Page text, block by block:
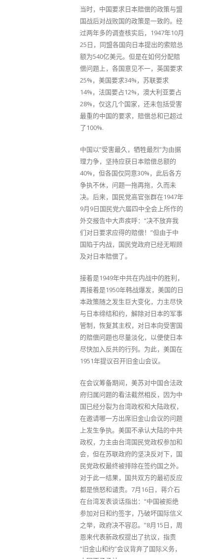
当时，中国要求日本赔偿的政策与盟
国战后对战败国的政策是一致的。经
过两年多的调查核实后，1947年10月
25日，同盟各国向日本提出的索赔总
额为540亿美元。但是在如何分配赔
偿问题上，各国意见不一，英国要求
25%，美国要求34%，苏联要求
14%，法国要占12%，澳大利亚要占
28%，仅这几个国家，还未包括受害
最重的中国的要求，赔偿总和已超过
了100%.
中国以”受害最久，牺牲最烈”为由据
理力争，坚持应获日本赔偿总额的
40%，但各国仅同意30%，此后各方
争执不休，问题一拖再拖，久而未
决。后来，国民党高官张群在1947年
9月9日国民党六届四中全会上所作的
外交报告中大声疾呼：“决不放弃我
们对日要求应得的赔偿！”但由于中
国陷于内战，国民党政府已经无暇顾
及对日本赔偿了。
接着是1949年中共在内战中的胜利，
再接着是1950年韩战爆发，美国的日
本政策随之发生巨大变化，力主尽快
与日本缔结和约，解除对日本的军事
管制，恢复其主权，对日本向受害国
的赔偿问题也尽量淡化，以便使日本
尽快加入反共的行列。为此，美国在
1951年提议召开旧金山会议。
在会议筹备期间，美苏对中国合法政
府归属问题的看法截然相反，因为中
国已经分裂为台湾政权和大陆政权，
在邀请哪一方出席旧金山会议的问题
上发生争执。美国不承认大陆的中共
政权，力主由台湾国民党政权参加和
会，但在苏联政府的坚决反对下，国
民党政权最终被排除在签约国之外。
对于此一结果，国共双方的最初反应
都是愤怒和谴责。7月16日，蒋介石
在台湾发表谈话指出：“中国被拒绝
参加对日和约签字，乃破坏国际信义
之举，政府决不容忍。”8月15日，周
恩来代表新政权提出了抗议，指责
“旧金山和约”会议背弃了国际义务，